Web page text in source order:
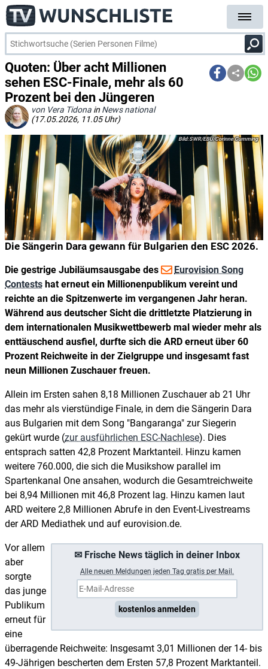
Quoten: Über acht Millionen
sehen ESC-Finale, mehr als 60
Prozent bei den Jüngeren
von Vera Tidona in News national
(17.05.2026, 11.05 Uhr)
Die Sängerin Dara gewann für Bulgarien den ESC 2026.
SWR/EBU/Corinne Cumming
Die gestrige Jubiläumsausgabe des
Eurovision Song
Contests hat erneut ein Millionenpublikum vereint und
reichte an die Spitzenwerte im vergangenen Jahr heran.
Während aus deutscher Sicht die drittletzte Platzierung in
dem internationalen Musikwettbewerb mal wieder mehr als
enttäuschend ausfiel, durfte sich die ARD erneut über 60
Prozent Reichweite in der Zielgruppe und insgesamt fast
neun Millionen Zuschauer freuen.
Allein im Ersten sahen 8,18 Millionen Zuschauer ab 21 Uhr
das mehr als vierstündige Finale, in dem die Sängerin Dara
aus Bulgarien mit dem Song "Bangaranga" zur Siegerin
gekürt wurde (zur ausführlichen ESC-Nachlese). Dies
entsprach satten 42,8 Prozent Marktanteil. Hinzu kamen
weitere 760.000, die sich die Musikshow parallel im
Spartenkanal One ansahen, wodurch die Gesamtreichweite
bei 8,94 Millionen mit 46,8 Prozent lag. Hinzu kamen laut
ARD weitere 2,8 Millionen Abrufe in den Event-Livestreams
der ARD Mediathek und auf eurovision.de.
✉ Frische News täglich in deiner Inbox
Alle neuen Meldungen jeden Tag gratis per Mail.
kostenlos anmelden
Vor allem
aber
sorgte
das junge
Publikum
erneut für
eine
überragende Reichweite: Insgesamt 3,01 Millionen der 14- bis
49-Jährigen bescherten dem Ersten 57,8 Prozent Marktanteil.